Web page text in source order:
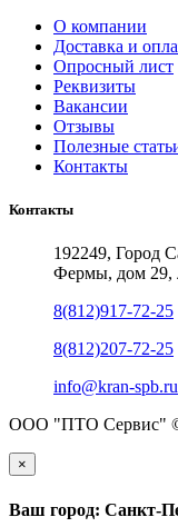
О компании
Доставка и
Опросный лист
Реквизиты
Вакансии
Отзывы
Полезные
Контакты
Контакты
192249, Город
Фермы, дом 29,
8(812)917-72-25
8(812)207-72-25
info@kran-spb.ru
ООО "ПТО Сервис"
×
Ваш город: Санкт-